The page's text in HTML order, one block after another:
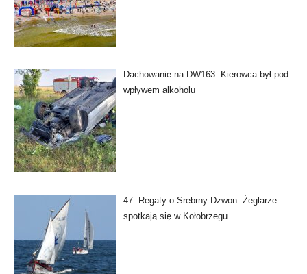
Dachowanie na DW163. Kierowca był pod
wpływem alkoholu
47. Regaty o Srebrny Dzwon. Żeglarze
spotkają się w Kołobrzegu